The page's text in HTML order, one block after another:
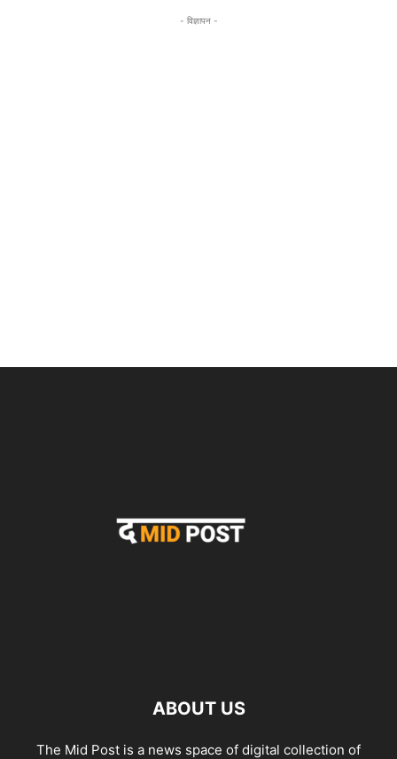
- विज्ञापन -
ABOUT US
The Mid Post is a news space of digital collection of